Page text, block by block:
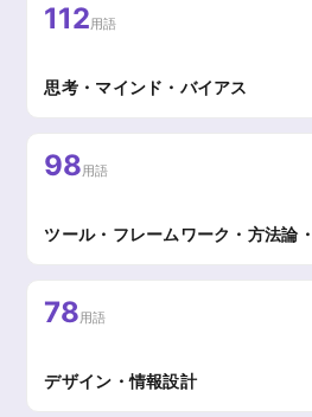
112用語
思考・マインド・バイアス
98用語
ツール・フレームワーク・方法論
78用語
デザイン・情報設計